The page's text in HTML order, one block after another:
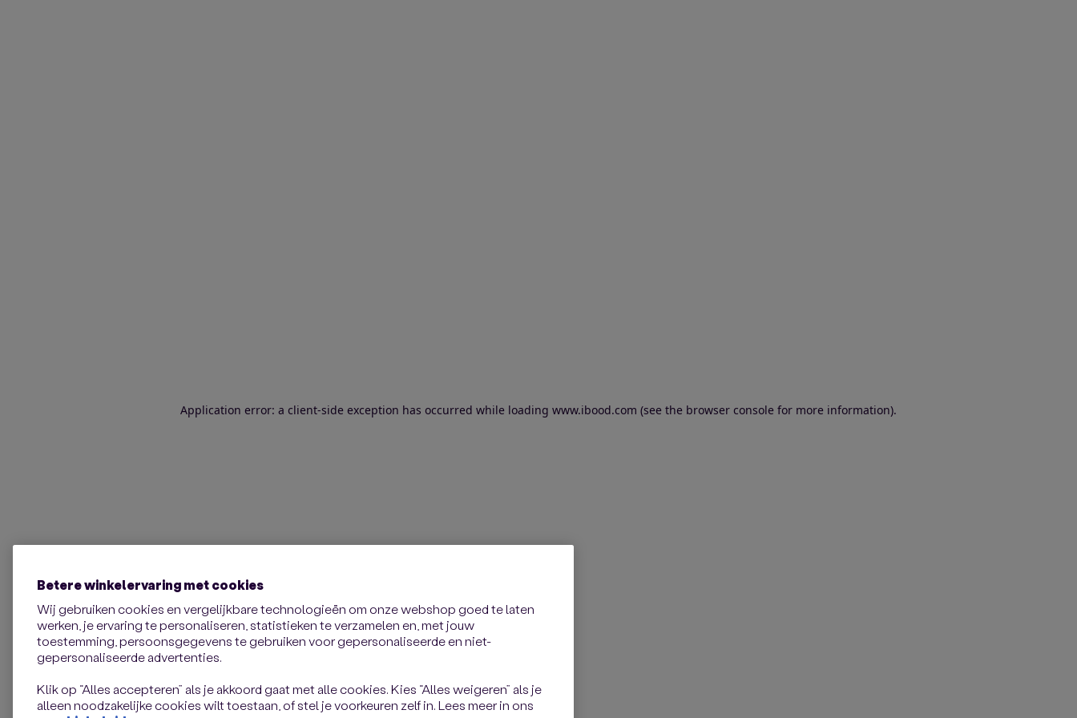
Application error: a client-side exception has occurred while loading www.ibood.com (see the browser console for more information).
Betere winkelervaring met cookies
Wij gebruiken cookies en vergelijkbare technologieën om onze webshop goed te laten
werken, je ervaring te personaliseren, statistieken te verzamelen en, met jouw
toestemming, persoonsgegevens te gebruiken voor gepersonaliseerde en niet-
gepersonaliseerde advertenties.
Klik op “Alles accepteren” als je akkoord gaat met alle cookies. Kies “Alles weigeren” als je
alleen noodzakelijke cookies wilt toestaan, of stel je voorkeuren zelf in. Lees meer in ons